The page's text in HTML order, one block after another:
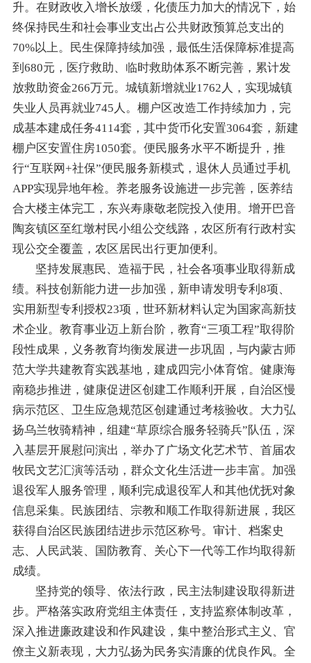
升。 在财政收入增长放缓，化债压力加大的情况下，始
终保持民生和社会事业支出占公共财政预算总支出的
70%以上。民生保障持续加强，最低生活保障标准提高
到680元，医疗救助、临时救助体系不断完善，累计发
放救助资金266万元。城镇新增就业1762 人，实现城镇
失业人员再就业745 人 。 棚户区改造工作持续加力， 完
成基本建成任务4114套 ，其中货币化安置3064套，新建
棚户区安置住房1050套。 便民服务水平不断提升，推
行“互联网+社保”便民服务新模式，退休人员通过手机
APP实现异地年检。 养老服务设施进一步完善，医养结
合大楼主体完工，东兴寿康敬老院投入使用。 增开巴音
陶亥镇区 至红墩村民小组公交线路 ， 农区所有行政村实
现公交全覆盖， 农区居民出行更加便利。
坚持发展惠民、造福于民 ，社会各项事业取得新成
绩。 科技创新能力进一步加强，新申请发明专利8项、
实用新型专利授权23项 ，世环新材料认定为国家高新技
术企业。 教育事业迈上新台阶， 教育“三项工程”取得阶
段性成果 ，义务教育均衡发展进一步巩固 ， 与内蒙古师
范大学共建教育实践基地， 建成四完小体育馆。 健康海
南稳步推进， 健康促进区创建工作顺利开展 ，自治区慢
病示范区、卫生应急规范区创建通过考核验收。大力弘
扬乌兰牧骑精神 ， 组建“草原综合服务轻骑兵”队伍 ， 深
入基层开展慰问演出，举办了广场文化艺术节、 首届农
牧民文艺汇演等活动 ，群众文化生活进一步丰富。 加强
退役军人服务管理，顺利完成退役军人和其他优抚对象
信息采集。
民族团结、宗教和顺工作取得新进展，我区
获得自治区民族团结进步示范区称号。 审计、档案史
志、
人民武装、
国防教育、关心下一代等工作均取得新
成绩。
坚持党的领导、依法行政 ，民主法制建设取得新进
步。
严格落实政府党组主体责任，支持监察体制改革，
深入推进廉政建设和作风建设， 集中整治形式主义、官
僚主义新表现， 大力弘扬为民务实清廉的优良作风。 全